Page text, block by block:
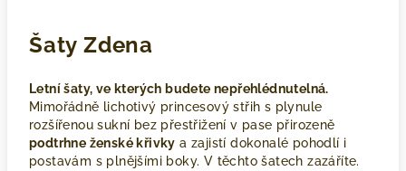
Šaty Zdena
Letní šaty, ve kterých budete nepřehlédnutelná.
Mimořádně lichotivý princesový střih s plynule
rozšířenou sukní bez přestřižení v pase přirozeně
podtrhne ženské křivky a zajistí dokonalé pohodlí i
postavám s plnějšími boky. V těchto šatech zazáříte.